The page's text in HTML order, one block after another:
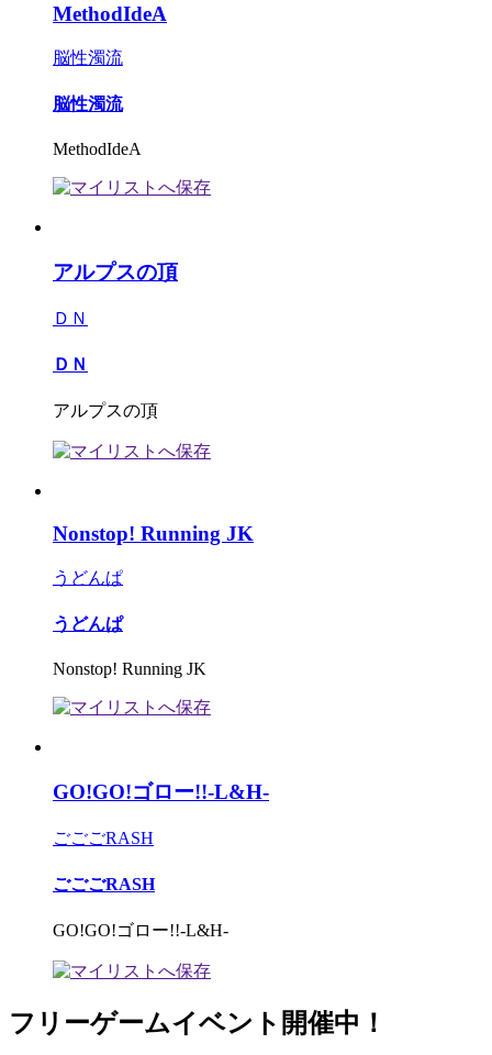
MethodIdeA
脳性濁流
脳性濁流
MethodIdeA
アルプスの頂
ＤＮ
ＤＮ
アルプスの頂
Nonstop! Running JK
うどんぱ
うどんぱ
Nonstop! Running JK
GO!GO!ゴロー!!-L&H-
ごごごRASH
ごごごRASH
GO!GO!ゴロー!!-L&H-
フリーゲームイベント開催中！